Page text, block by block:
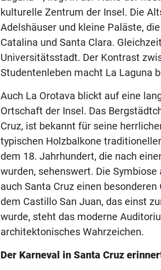
kulturelle Zentrum der Insel. Die
Adelshäuser und kleine Paläste,
Catalina und Santa Clara.
Universitätsstadt. Der Kontrast
Studentenleben macht La Laguna
Auch La Orotava blickt auf eine
Ortschaft der Insel. Das
Cruz, ist bekannt für seine
typischen Holzbalkone
dem 18. Jahrhundert, die nach
wurden, sehenswert. Die
auch Santa Cruz einen
dem Castillo San Juan, das einst
wurde, steht das moderne
architektonisches Wahrzeichen.
Der Karneval in Santa Cruz